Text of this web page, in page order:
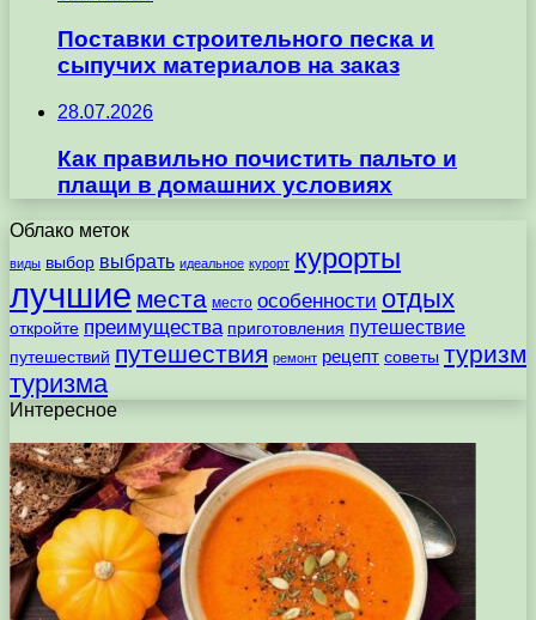
Поставки строительного песка и
сыпучих материалов на заказ
28.07.2026
Как правильно почистить пальто и
плащи в домашних условиях
Облако меток
виды выбор выбрать идеальное курорт курорты
лучшие места место особенности отдых
откройте преимущества приготовления путешествие
путешествий путешествия ремонт рецепт советы туризм
туризма
Интересное